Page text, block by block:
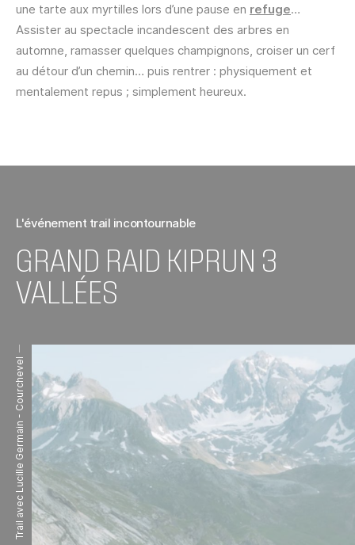
une tarte aux myrtilles lors d’une pause en refuge…
Assister au spectacle incandescent des arbres en
automne, ramasser quelques champignons, croiser un cerf
au détour d’un chemin… puis rentrer : physiquement et
mentalement repus ; simplement heureux.
L'événement trail incontournable
GRAND RAID KIPRUN 3
VALLÉES
Trail avec Lucille Germain - Courchevel